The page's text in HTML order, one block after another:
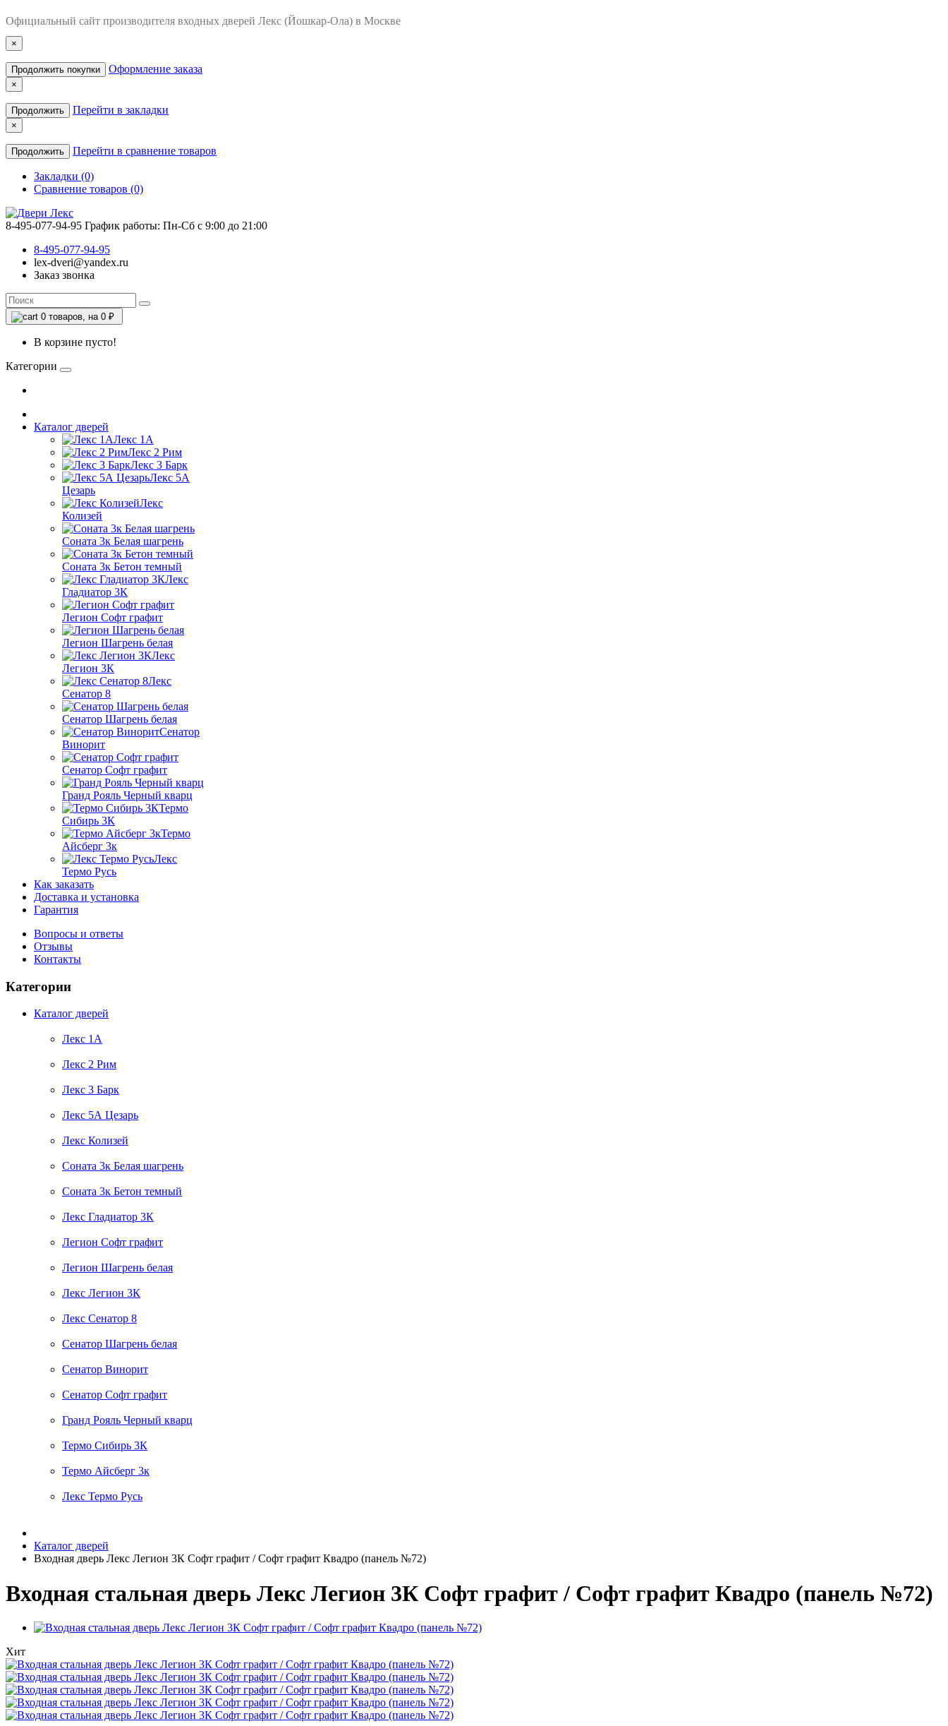
Официальный сайт производителя входных дверей Лекс (Йошкар-Ола) в Москве
×
Продолжить покупки Оформление заказа
×
Продолжить Перейти в закладки
×
Продолжить Перейти в сравнение товаров
Закладки (0)
Сравнение товаров (0)
8-495-077-94-95 График работы: Пн-Сб с 9:00 до 21:00
8-495-077-94-95
lex-dveri@yandex.ru
Заказ звонка
0 товаров, на 0 ₽
В корзине пусто!
Категории
Каталог дверей
Лекс 1А
Лекс 2 Рим
Лекс 3 Барк
Лекс 5А
Цезарь
Лекс
Колизей
Соната 3к Белая шагрень
Соната 3к Бетон темный
Лекс
Гладиатор 3К
Легион Софт графит
Легион Шагрень белая
Лекс
Легион 3К
Лекс
Сенатор 8
Сенатор Шагрень белая
Сенатор
Винорит
Сенатор Софт графит
Гранд Рояль Черный кварц
Термо
Сибирь 3К
Термо
Айсберг 3к
Лекс
Термо Русь
Как заказать
Доставка и установка
Гарантия
Вопросы и ответы
Отзывы
Контакты
Категории
Каталог дверей
Лекс 1А
Лекс 2 Рим
Лекс 3 Барк
Лекс 5А Цезарь
Лекс Колизей
Соната 3к Белая шагрень
Соната 3к Бетон темный
Лекс Гладиатор 3К
Легион Софт графит
Легион Шагрень белая
Лекс Легион 3К
Лекс Сенатор 8
Сенатор Шагрень белая
Сенатор Винорит
Сенатор Софт графит
Гранд Рояль Черный кварц
Термо Сибирь 3К
Термо Айсберг 3к
Лекс Термо Русь
Каталог дверей
Входная дверь Лекс Легион 3К Софт графит / Софт графит Квадро (панель №72)
Входная стальная дверь Лекс Легион 3К Софт графит / Софт графит Квадро (панель №72)
Хит